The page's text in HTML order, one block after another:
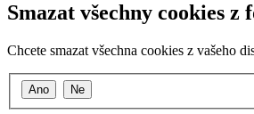
Smazat všechny cookies z
Chcete smazat všechna cookies z vašeho